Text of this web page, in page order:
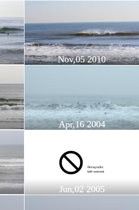
Nov,05 2010
Apr,16 2004
Jun,02 2005